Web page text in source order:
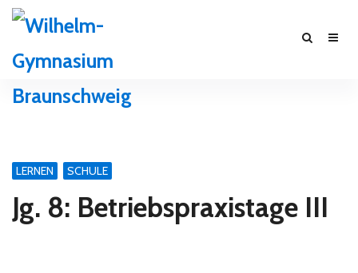
LERNEN SCHULE
Jg. 8: Betriebspraxistage III